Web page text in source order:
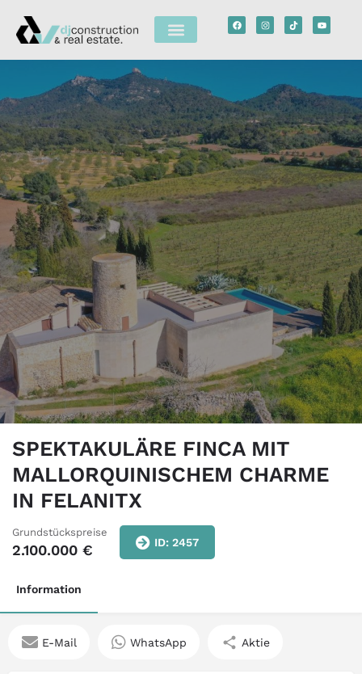
SPEKTAKULÄRE FINCA MIT
MALLORQUINISCHEM CHARME
IN FELANITX
Grundstückspreise
2.100.000 € ID: 2457
Information
E-Mail WhatsApp Aktie